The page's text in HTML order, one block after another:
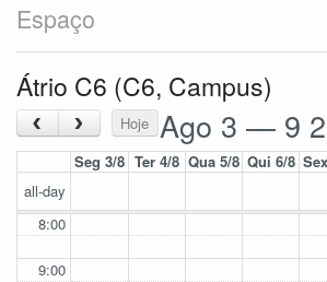
Espaço
Átrio C6 (C6, Campus)
‹ › Hoje Ago 3 — 9
Seg 3/8 Ter 4/8 Qua 5/8 Qui 6/8
all-day
8:00
9:00